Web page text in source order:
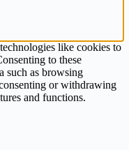
like cookies to
to these
such as browsing
or withdrawing
and functions.